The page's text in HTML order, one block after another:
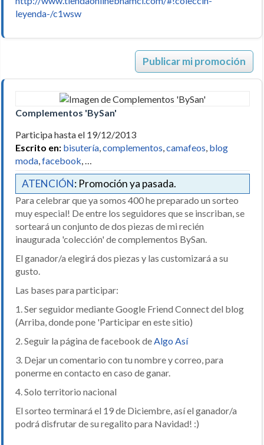
leyenda-/c1wsw
Publicar mi promoción
Complementos 'BySan'
Participa hasta el 19/12/2013
Escrito en: bisutería,complementos,camafeos, blog
moda,facebook, …
ATENCIÓN: Promoción ya pasada.
Para celebrar que ya somos 400 he preparado un sorteo
muy especial! De entre los seguidores que se inscriban, se
sorteará un conjunto de dos piezas de mi recién
inaugurada 'colección' de complementos BySan.
El ganador/a elegirá dos piezas y las customizará a su
gusto.
Las bases para participar:
1. Ser seguidor mediante Google Friend Connect del blog
(Arriba, donde pone 'Participar en este sitio)
2. Seguir la página de facebook deAlgo Así
3. Dejar un comentario con tu nombre y correo, para
ponerme en contacto en caso de ganar.
4. Solo territorio nacional
El sorteo terminará el 19 de Diciembre, así el ganador/a
podrá disfrutar de su regalito para Navidad! :)